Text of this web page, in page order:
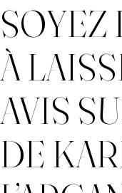
SOYEZ
À
AVIS
DE